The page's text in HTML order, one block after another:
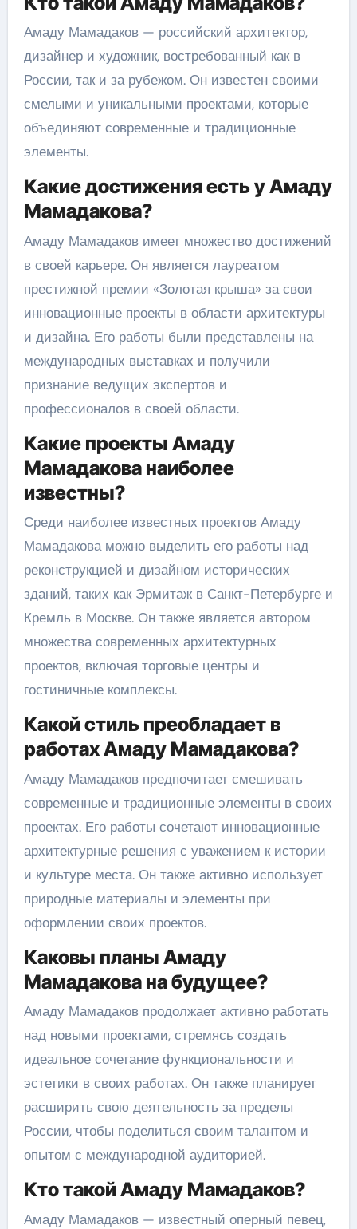
Амаду Мамадаков — российский архитектор,
дизайнер и художник, востребованный как в
России, так и за рубежом. Он известен своими
смелыми и уникальными проектами, которые
объединяют современные и традиционные
элементы.
Какие достижения есть у Амаду
Мамадакова?
Амаду Мамадаков имеет множество достижений
в своей карьере. Он является лауреатом
престижной премии «Золотая крыша» за свои
инновационные проекты в области архитектуры
и дизайна. Его работы были представлены на
международных выставках и получили
признание ведущих экспертов и
профессионалов в своей области.
Какие проекты Амаду
Мамадакова наиболее
известны?
Среди наиболее известных проектов Амаду
Мамадакова можно выделить его работы над
реконструкцией и дизайном исторических
зданий, таких как Эрмитаж в Санкт-Петербурге и
Кремль в Москве. Он также является автором
множества современных архитектурных
проектов, включая торговые центры и
гостиничные комплексы.
Какой стиль преобладает в
работах Амаду Мамадакова?
Амаду Мамадаков предпочитает смешивать
современные и традиционные элементы в своих
проектах. Его работы сочетают инновационные
архитектурные решения с уважением к истории
и культуре места. Он также активно использует
природные материалы и элементы при
оформлении своих проектов.
Каковы планы Амаду
Мамадакова на будущее?
Амаду Мамадаков продолжает активно работать
над новыми проектами, стремясь создать
идеальное сочетание функциональности и
эстетики в своих работах. Он также планирует
расширить свою деятельность за пределы
России, чтобы поделиться своим талантом и
опытом с международной аудиторией.
Кто такой Амаду Мамадаков?
Амаду Мамадаков — известный оперный певец,